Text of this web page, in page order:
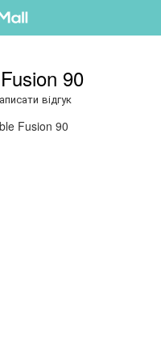
90
відгук